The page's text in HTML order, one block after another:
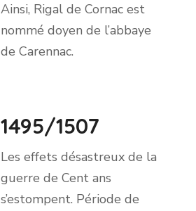
Ainsi, Rigal de Cornac est
nommé doyen de l’abbaye
de Carennac.
1495/1507
Les effets désastreux de la
guerre de Cent ans
s’estompent. Période de